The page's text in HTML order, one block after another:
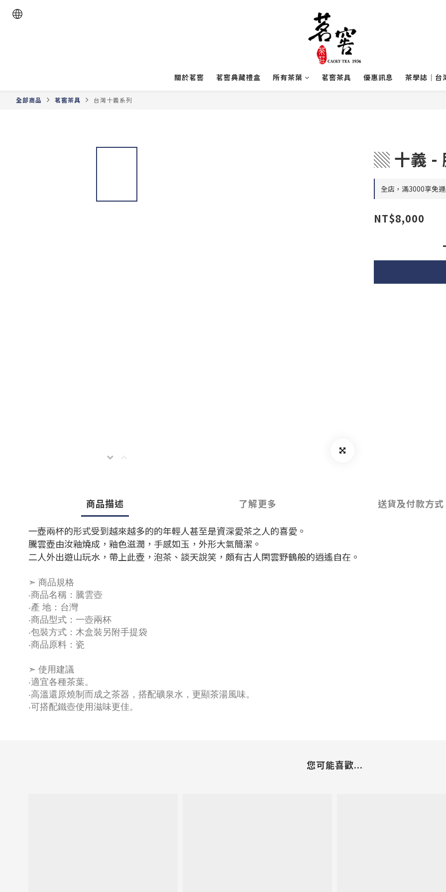
關於茗窖 茗窖典藏禮盒 所有茶葉 茗窖茶具 優惠訊息 茶學誌｜台
全部商品 茗窖茶具 台灣十義系列
▒ 十義 -
全店，滿3000享免
NT$8,000
商品描述 了解更多 送貨及付款方式
一壺兩杯的形式受到越來越多的的年輕人甚至是資深愛茶之人的喜愛。
騰雲壺由汝釉燒成，釉色滋潤，手感如玉，外形大氣簡潔。
二人外出遊山玩水，帶上此壺，泡茶、談天說笑，頗有古人閑雲野鶴般的逍遙自在。
➣ 商品規格
‧商品名稱： 騰雲壺
‧產 地：台灣
‧商品型式：一壺兩杯
‧包裝方式：木盒裝另附手提袋
‧商品原料：瓷
➣ 使用建議
‧適宜各種茶葉。
‧高溫還原燒制而成之茶器，搭配礦泉水，更顯茶湯風味。
‧可搭配鐵壺使用滋味更佳。
您可能喜歡...